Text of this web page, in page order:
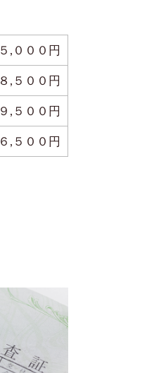
５,０００円
８,５００円
９,５００円
６,５００円